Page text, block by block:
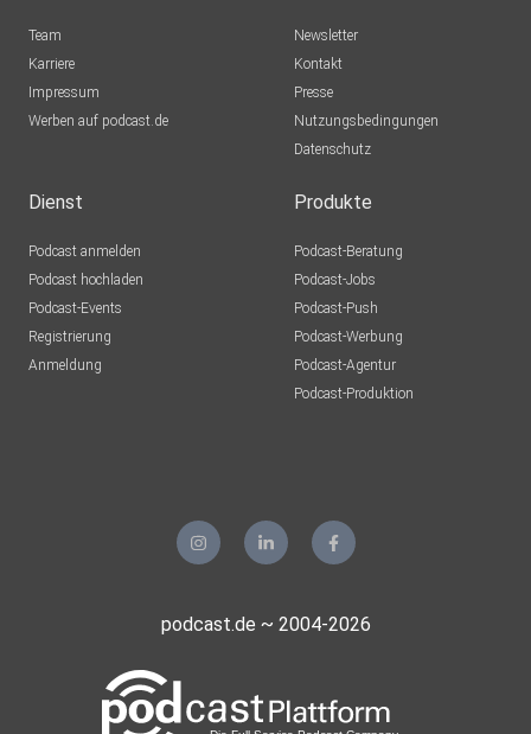
Team
Karriere
Impressum
Werben auf podcast.de
Newsletter
Kontakt
Presse
Nutzungsbedingungen
Datenschutz
Dienst
Podcast anmelden
Podcast hochladen
Podcast-Events
Registrierung
Anmeldung
Produkte
Podcast-Beratung
Podcast-Jobs
Podcast-Push
Podcast-Werbung
Podcast-Agentur
Podcast-Produktion
podcast.de ~ 2004-2026